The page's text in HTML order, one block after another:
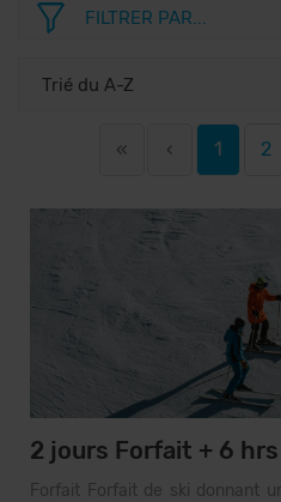
FILTRER PAR...
« ‹ 1 2
2 jours Forfait + 6
Forfait Forfait de ski donnant